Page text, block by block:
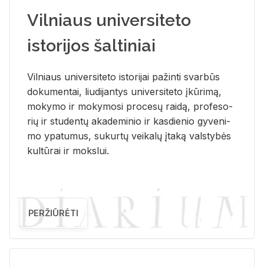
Vilniaus universiteto
istorijos šaltiniai
Vil­niaus uni­ver­si­te­to is­to­ri­jai pa­žin­ti svar­būs
do­ku­men­tai, liu­di­jan­tys uni­ver­si­te­to įkū­ri­mą,
mo­ky­mo ir mo­ky­mo­si pro­ce­sų rai­dą, pro­fe­so­
rių ir stu­den­tų aka­de­mi­nio ir kas­die­nio gy­ve­ni­
mo ypa­tu­mus, su­kur­tų vei­ka­lų įta­ką vals­ty­bės
kul­tū­rai ir moks­lui.
PERŽIŪRĖTI